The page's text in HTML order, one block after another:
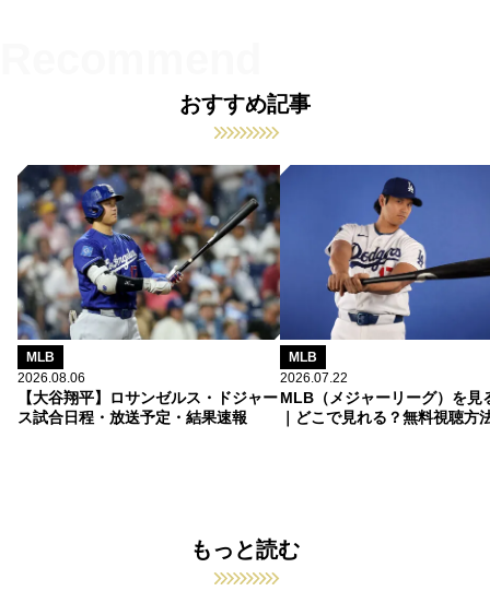
おすすめ記事
MLB
2026.08.06
【大谷翔平】ロサンゼルス・ドジャー
ス試合日程・放送予定・結果速報
MLB
2026.07.22
MLB（メジャーリーグ）を見
｜どこで見れる？無料視聴方
もっと読む